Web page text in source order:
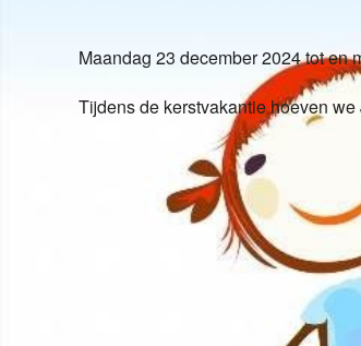
Maandag 23 december 2024 tot en
Tijdens de kerstvakantie hoeven